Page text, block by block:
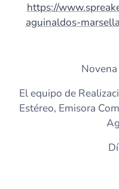
https://
aguinaldos-
El equipo de
Estéreo, Emisora